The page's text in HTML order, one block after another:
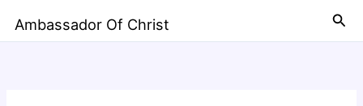
Ambassador Of Christ